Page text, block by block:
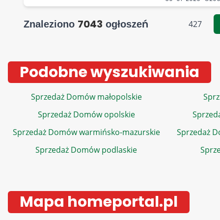
Znaleziono 7043 ogłoszeń 427
Podobne wyszukiwania
Sprzedaż Domów małopolskie
Sprzedaż Domów opolskie
Sprzedaż Domów warmińsko-mazurskie
Sprzedaż
Sprzedaż Domów podlaskie
Mapa homeportal.pl